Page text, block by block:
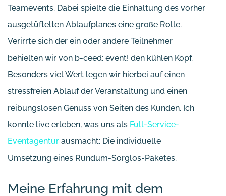
Teamevents. Dabei spielte die Einhaltung des vorher
ausgetüftelten Ablaufplanes eine große Rolle.
Verirrte sich der ein oder andere Teilnehmer
behielten wir von b-ceed: event! den kühlen Kopf.
Besonders viel Wert legen wir hierbei auf einen
stressfreien Ablauf der Veranstaltung und einen
reibungslosen Genuss von Seiten des Kunden. Ich
konnte live erleben, was uns als Full-Service-
Eventagentur ausmacht: Die individuelle
Umsetzung eines Rundum-Sorglos-Paketes.
Meine Erfahrung mit dem